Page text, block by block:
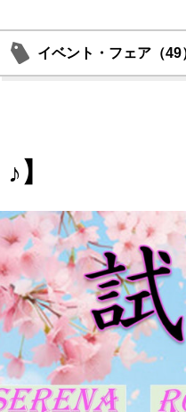
イベント・フェア（49
】